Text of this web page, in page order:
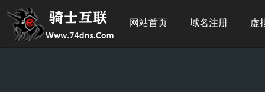
网站首页 域名注册 虚